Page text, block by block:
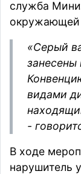
служба
окружающей
«Серый
занесены
видами
-
В ходе
нарушитель